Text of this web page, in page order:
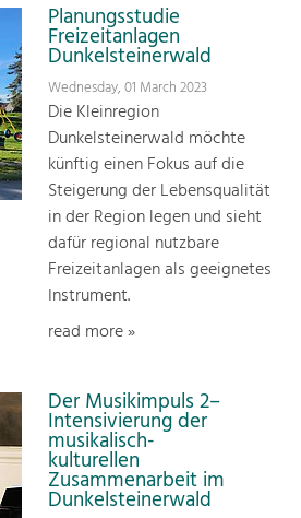
Planungsstudie
Freizeitanlagen
Dunkelsteinerwald
Wednesday, 01 March 2023
Die Kleinregion
Dunkelsteinerwald möchte
künftig einen Fokus auf die
Steigerung der Lebensqualität
in der Region legen und sieht
dafür regional nutzbare
Freizeitanlagen als geeignetes
Instrument.
read more »
Der Musikimpuls 2–
Intensivierung der
musikalisch-
kulturellen
Zusammenarbeit im
Dunkelsteinerwald